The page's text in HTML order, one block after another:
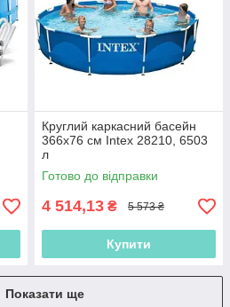
Круглий каркасний басейн
366х76 см Intex 28210, 6503
л
Готово до відправки
4 514,13 ₴ 5 573 ₴
Купити
Показати ще